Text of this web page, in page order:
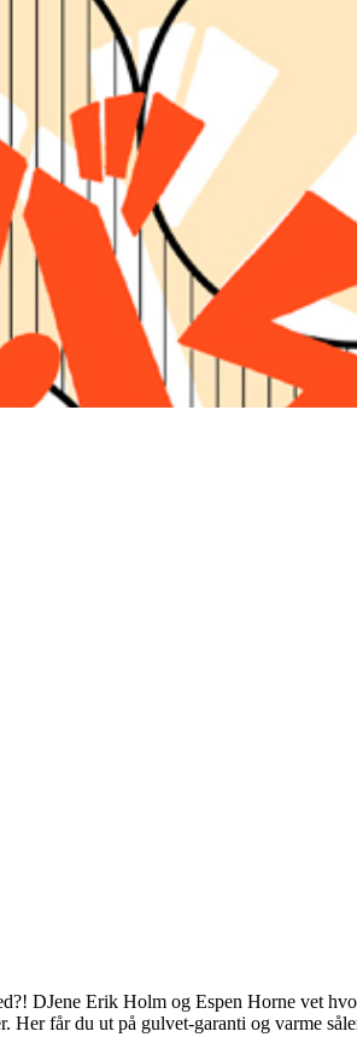
DJene Erik Holm og Espen Horne vet
Her får du ut på gulvet-garanti og varme